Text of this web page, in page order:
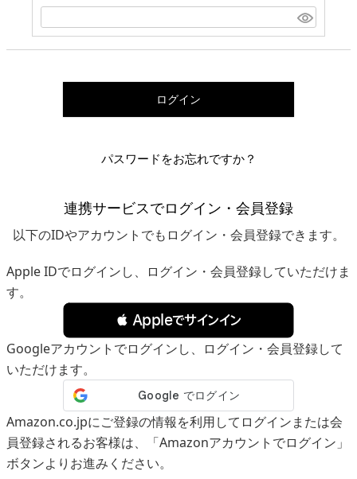
ログイン
パスワードをお忘れですか？
連携サービスでログイン・会員登録
以下のIDやアカウントでもログイン・会員登録できます。
Apple IDでログインし、ログイン・会員登録していただけま
す。
 Appleでサインイン
Googleアカウントでログインし、ログイン・会員登録して
いただけます。
Amazon.co.jpにご登録の情報を利用してログインまたは会
員登録されるお客様は、「Amazonアカウントでログイン」
ボタンよりお進みください。